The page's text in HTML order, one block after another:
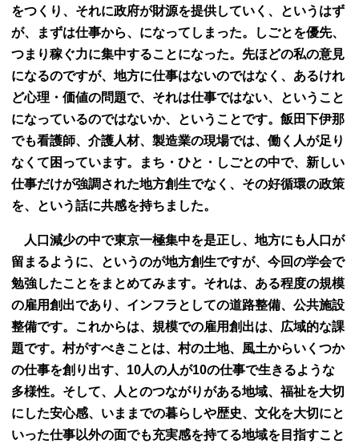
をつくり、それに政府が財源を提供していく、というはず
が、まずは仕事から、になってしまった。しごとを優先、
つまり稼ぐ力に集中することになった。先ほどの私の意見
になるのですが、地方に仕事はないのではなく、あるけれ
ど心理・価値の問題で、それは仕事ではない、ということ
になっているのではないか、ということです。飯田下伊那
でも看護師、介護人材、製造業の現場では、働く人が足り
なくて困っています。まち・ひと・しごとの中で、新しい
仕事だけが強調された地方創生でなく、その好循環の政策
を、という話に共感を持ちました。
人口減少の中で東京一極集中を是正し、地方にも人口が
留まるように、というのが地方創生ですが、今回の学会で
勉強したことをまとめてみます。それは、ある程度の規模
の雇用創出であり、インフラとしての道路整備、公共施設
整備です。これからは、規模での雇用創出は、広域的な課
題です。村がすべきことは、村の土地、風土からいくつか
の仕事を創り出す、10人の人が10の仕事で生きるような
多様性。そして、人とのつながりがある地域、福祉を大切
にした安心感、いままでの暮らしや歴史、文化を大切にと
いった仕事以外の面でも充実感を持てる地域を目指すこと